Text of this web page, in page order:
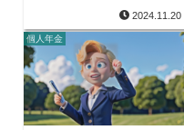
2024.11.20
個人年金